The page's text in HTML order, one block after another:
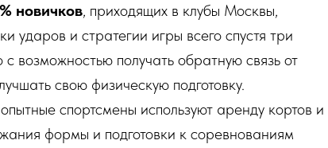
новичков, приходящих в клубы Москвы,
ударов и стратегии игры всего спустя три
возможностью получать обратную связь от
свою физическую подготовку.
спортсмены используют аренду кортов и
формы и подготовки к соревнованиям